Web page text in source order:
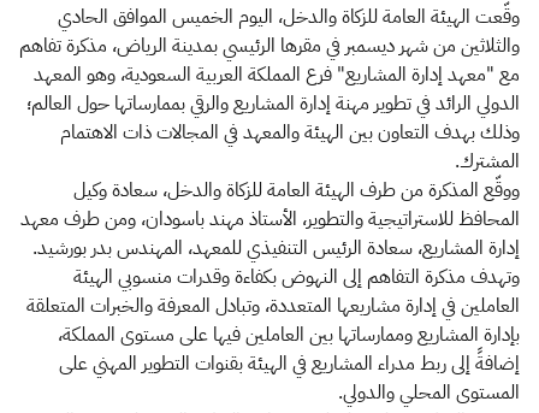
وقّعت الهيئة العامة للزكاة والدخل، اليوم الخميس الموافق الحادي
والثلاثين من شهر ديسمبر في مقرها الرئيسي بمدينة الرياض، مذكرة تفاهم
مع "معهد إدارة المشاريع" فرع المملكة العربية السعودية، وهو المعهد
الدولي الرائد في تطوير مهنة إدارة المشاريع والرقي بممارساتها حول العالم؛
وذلك بهدف التعاون بين الهيئة والمعهد في المجالات ذات الاهتمام
المشترك.
ووقّع المذكرة من طرف الهيئة العامة للزكاة والدخل، سعادة وكيل
المحافظ للاستراتيجية والتطوير، الأستاذ مهند باسودان، ومن طرف معهد
إدارة المشاريع، سعادة الرئيس التنفيذي للمعهد، المهندس بدر بورشيد.
وتهدف مذكرة التفاهم إلى النهوض بكفاءة وقدرات منسوبي الهيئة
العاملين في إدارة مشاريعها المتعددة، وتبادل المعرفة والخبرات المتعلقة
بإدارة المشاريع وممارساتها بين العاملين فيها على مستوى المملكة،
إضافةً إلى ربط مدراء المشاريع في الهيئة بقنوات التطوير المهني على
المستوى المحلي والدولي.